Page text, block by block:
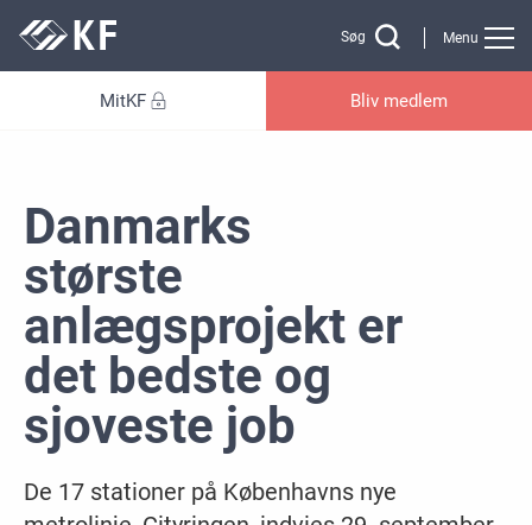
Menu
Søg
MitKF Bliv medlem
Danmarks
største
anlægsprojekt er
det bedste og
sjoveste job
De 17 stationer på Københavns nye